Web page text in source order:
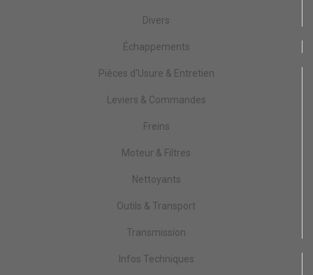
Divers
Échappements
Pièces d'Usure & Entretien
Leviers & Commandes
Freins
Moteur & Filtres
Nettoyants
Outils & Transport
Transmission
Infos Techniques